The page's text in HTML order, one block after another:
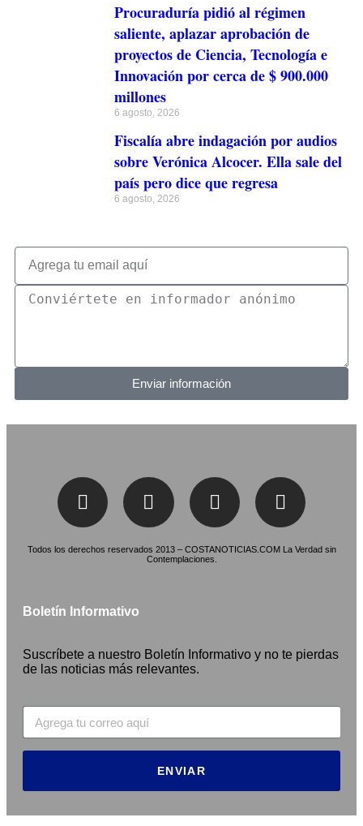
Procuraduría pidió al régimen
saliente, aplazar aprobación de
proyectos de Ciencia, Tecnología e
Innovación por cerca de $ 900.000
millones
6 agosto, 2026
Fiscalía abre indagación por audios
sobre Verónica Alcocer. Ella sale del
país pero dice que regresa
6 agosto, 2026
Enviar información
Todos los derechos reservados 2013 – COSTANOTICIAS.COM La Verdad sin
Contemplaciones.
Boletín Informativo
Suscríbete a nuestro Boletín Informativo y no te pierdas
de las noticias más relevantes.
ENVIAR